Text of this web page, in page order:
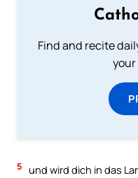
Find and recite
5 und wird dich in das